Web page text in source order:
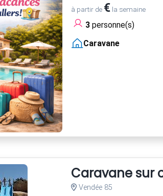
à partir de €la semaine
3personne(s)
Caravane
Caravane sur
Vendée 85